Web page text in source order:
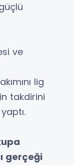
ve
lig
takdirini
gerçeği